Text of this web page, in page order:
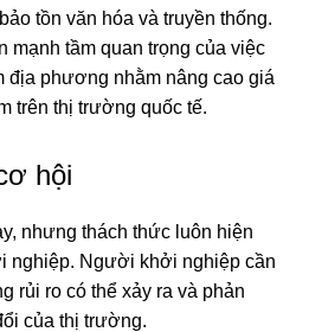
tồn văn hóa và truyền thống.
mạnh tầm quan trọng của việc
địa phương nhằm nâng cao giá
trên thị trường quốc tế.
hội
nhưng thách thức luôn hiện
nghiệp. Người khởi nghiệp cần
rủi ro có thể xảy ra và phản
của thị trường.